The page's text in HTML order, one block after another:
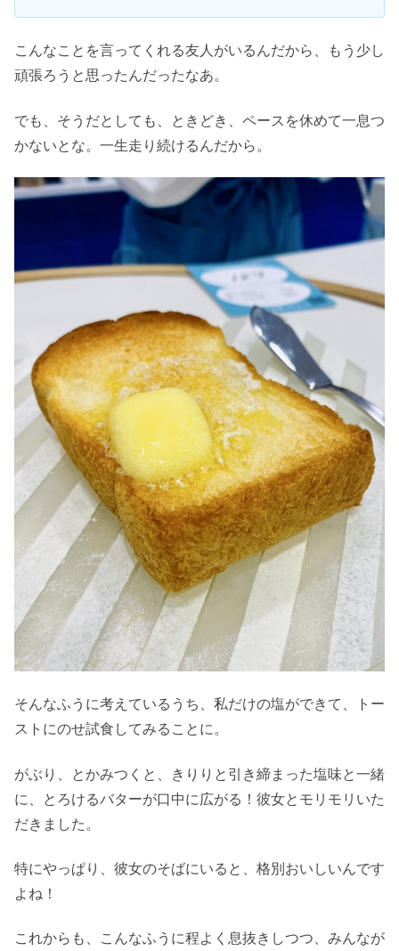
こんなことを言ってくれる友人がいるんだから、もう少し
頑張ろうと思ったんだったなあ。
でも、そうだとしても、ときどき、ペースを休めて一息つ
かないとな。一生走り続けるんだから。
そんなふうに考えているうち、私だけの塩ができて、トー
ストにのせ試食してみることに。
がぶり、とかみつくと、きりりと引き締まった塩味と一緒
に、とろけるバターが口中に広がる！彼女とモリモリいた
だきました。
特にやっぱり、彼女のそばにいると、格別おいしいんです
よね！
これからも、こんなふうに程よく息抜きしつつ、みんなが